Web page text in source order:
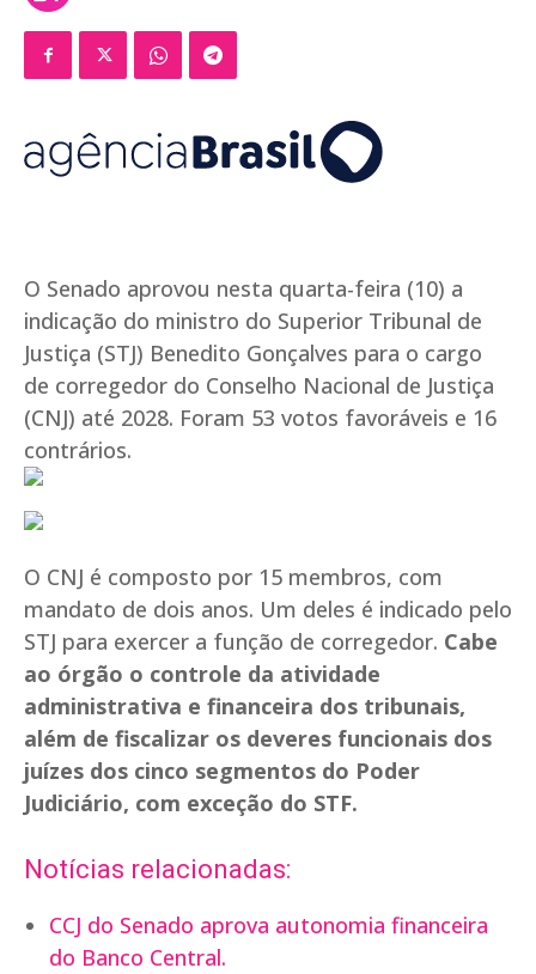
O Senado aprovou nesta quarta-feira (10) a
indicação do ministro do Superior Tribunal de
Justiça (STJ) Benedito Gonçalves para o cargo
de corregedor do Conselho Nacional de Justiça
(CNJ) até 2028. Foram 53 votos favoráveis e 16
contrários.
O CNJ é composto por 15 membros, com
mandato de dois anos. Um deles é indicado pelo
STJ para exercer a função de corregedor. Cabe
ao órgão o controle da atividade
administrativa e financeira dos tribunais,
além de fiscalizar os deveres funcionais dos
juízes dos cinco segmentos do Poder
Judiciário, com exceção do STF.
Notícias relacionadas:
CCJ do Senado aprova autonomia financeira
do Banco Central.